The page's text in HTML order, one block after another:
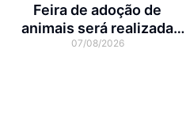
Feira de adoção de
animais será realizada
neste domingo na Arena
07/08/2026